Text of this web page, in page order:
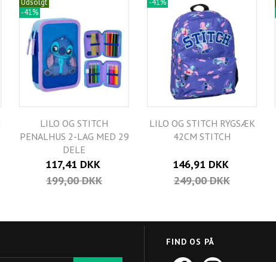
Udsolgt
-41%
LILO OG STITCH
PENALHUS 2-LAG MED 29
DELE
117,41 DKK
199,00 DKK
-41%
LILO OG STITCH RYGSÆK
42CM STITCH
146,91 DKK
249,00 DKK
FIND OS PÅ